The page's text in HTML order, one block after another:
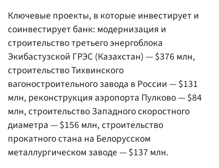
Ключевые проекты, в которые инвестирует и
соинвестирует банк: модернизация и
строительство третьего энергоблока
Экибастузской ГРЭС (Казахстан) — $376 млн,
строительство Тихвинского
вагоностроительного завода в России — $131
млн, реконструкция аэропорта Пулково — $84
млн, строительство Западного скоростного
диаметра — $156 млн, строительство
прокатного стана на Белорусском
металлургическом заводе — $137 млн.